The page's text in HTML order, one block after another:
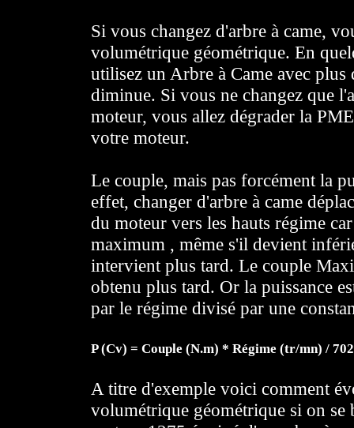
Si vous changez d'arbre à came,
volumétrique géométrique. En
utilisez un Arbre à Came avec plus
diminue. Si vous ne changez que
moteur, vous allez dégrader la
votre moteur.
Le couple, mais pas forcément la
effet, changer d'arbre à came
du moteur vers les hauts régime
maximum , même s'il devient
intervient plus tard. Le couple
obtenu plus tard. Or la puissance
par le régime divisé par une
P (Cv) = Couple (N.m) * Régime (tr/mn) /
A titre d'exemple voici comment
volumétrique géométrique si on se